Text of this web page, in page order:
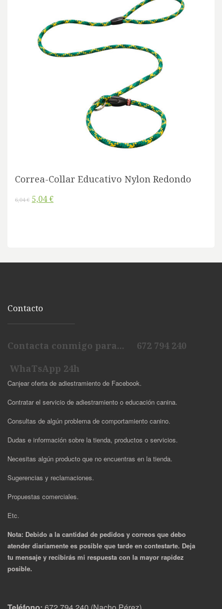
Correa-Collar Educativo Nylon Redondo
6,04 € 5,04 €
Contacto
Contacta conmigo para... 672 794 240
WhaTsApp 24h
Canjear oferta de adiestramiento de Facebook.
Contratar el servicio de adiestramiento o educación canina.
Consultas de algún problema de comportamiento canino.
Dudas e información sobre la tienda, productos o servicios.
Necesitas algún producto que no encuentras en la tienda.
Sugerencias y reclamaciones.
Propuestas comerciales.
Etc.
Nota: Debido a la cantidad de pedidos y correos que debo
atender diariamente es posible que tarde en contestarte. Deja
tu mensaje y recibirás mi respuesta con la mayor rapidez
posible.